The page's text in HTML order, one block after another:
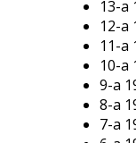
13-a
12-a
11-a
10-a
9-a
8-a
7-a